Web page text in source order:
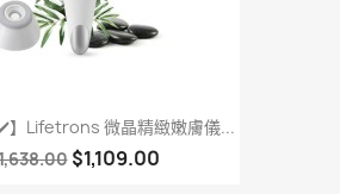
✔️】Lifetrons 微晶精緻嫩膚儀...
$1,109.00